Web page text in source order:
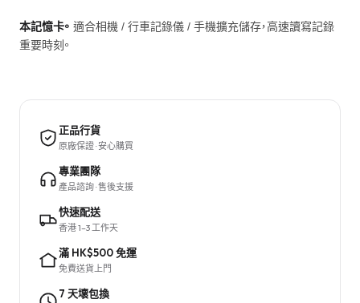
本記憶卡。 適合相機 / 行車記錄儀 / 手機擴充儲存，高速讀寫記錄
重要時刻。
正品行貨
原廠保證 · 安心購買
專業團隊
產品諮詢 · 售後支援
快速配送
香港 1–3 工作天
滿 HK$500 免運
免費送貨上門
7 天壞包換